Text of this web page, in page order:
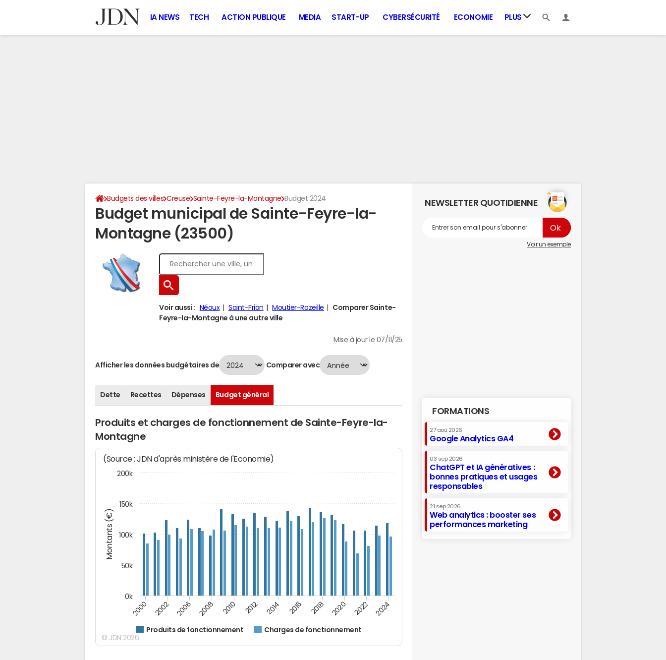
IA NEWS TECH ACTION PUBLIQUE MEDIA START-UP CYBERSÉCURITÉ ECONOMIE PLUS
Budgets des villes Creuse Sainte-Feyre-la-Montagne Budget 2024
Budget municipal de Sainte-Feyre-la-
Montagne (23500)
Voir aussi : Néoux Saint-Frion Moutier-Rozeille
Comparer Sainte-
Feyre-la-Montagne à une autre ville
Mise à jour le 07/11/25
Afficher les données budgétaires de Comparer avec
Dette Recettes Dépenses Budget général
Produits et charges de fonctionnement de Sainte-Feyre-la-
Montagne
Montants (€)
(Source : JDN d'après ministère de l'Economie)
Produits de fonctionnement Charges de fonctionnement
2000 2002 2006 2008 2010 2012 2014 2016 2018 2020 2022 2024
0k
50k
100k
150k
200k
© JDN 2026
NEWSLETTER QUOTIDIENNE
Voir un exemple
FORMATIONS
27 aoû 2026
Google Analytics GA4
03 sep 2026
ChatGPT et IA génératives :
bonnes pratiques et usages
responsables
21 sep 2026
Web analytics : booster ses
performances marketing